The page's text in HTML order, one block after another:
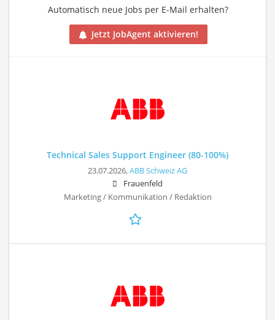
Automatisch neue Jobs per E-Mail erhalten?
Jetzt JobAgent aktivieren!
Technical Sales Support Engineer (80-100%)
23.07.2026,ABB Schweiz AG
Frauenfeld
Marketing / Kommunikation / Redaktion